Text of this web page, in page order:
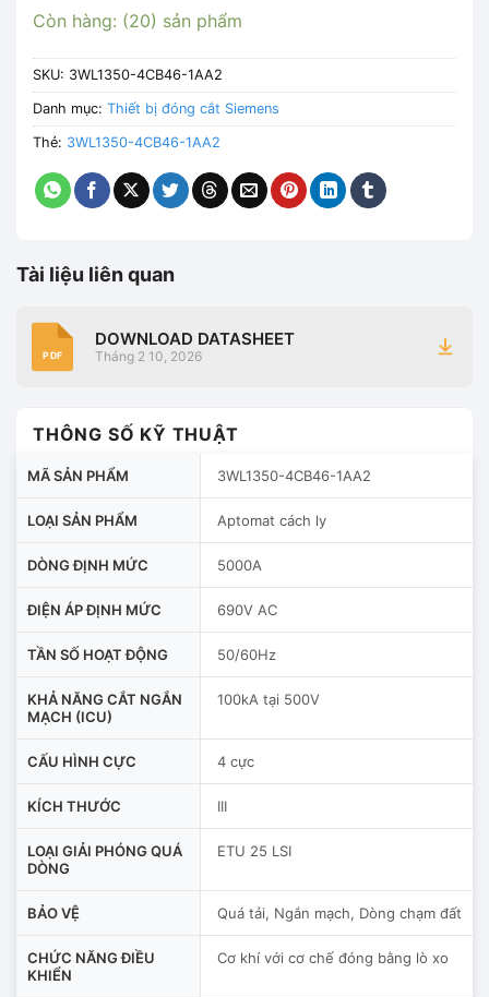
Còn hàng: (20) sản phẩm
SKU: 3WL1350-4CB46-1AA2
Danh mục: Thiết bị đóng cắt Siemens
Thẻ: 3WL1350-4CB46-1AA2
Tài liệu liên quan
PDF
DOWNLOAD DATASHEET
Tháng 2 10, 2026
THÔNG SỐ KỸ THUẬT
MÃ SẢN PHẨM 3WL1350-4CB46-1AA2
LOẠI SẢN PHẨM Aptomat cách ly
DÒNG ĐỊNH MỨC 5000A
ĐIỆN ÁP ĐỊNH MỨC 690V AC
TẦN SỐ HOẠT ĐỘNG 50/60Hz
KHẢ NĂNG CẮT NGẮN
MẠCH (ICU)
100kA tại 500V
CẤU HÌNH CỰC 4 cực
KÍCH THƯỚC III
LOẠI GIẢI PHÓNG QUÁ
DÒNG
ETU 25 LSI
BẢO VỆ Quá tải, Ngắn mạch, Dòng chạm đất
CHỨC NĂNG ĐIỀU
KHIỂN
Cơ khí với cơ chế đóng bằng lò xo